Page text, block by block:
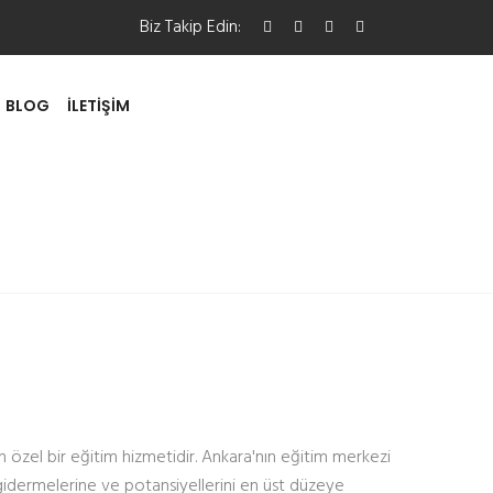
Biz Takip Edin:
BLOG İLETIŞIM
özel bir eğitim hizmetidir. Ankara'nın eğitim merkezi
ve potansiyellerini en üst düzeye